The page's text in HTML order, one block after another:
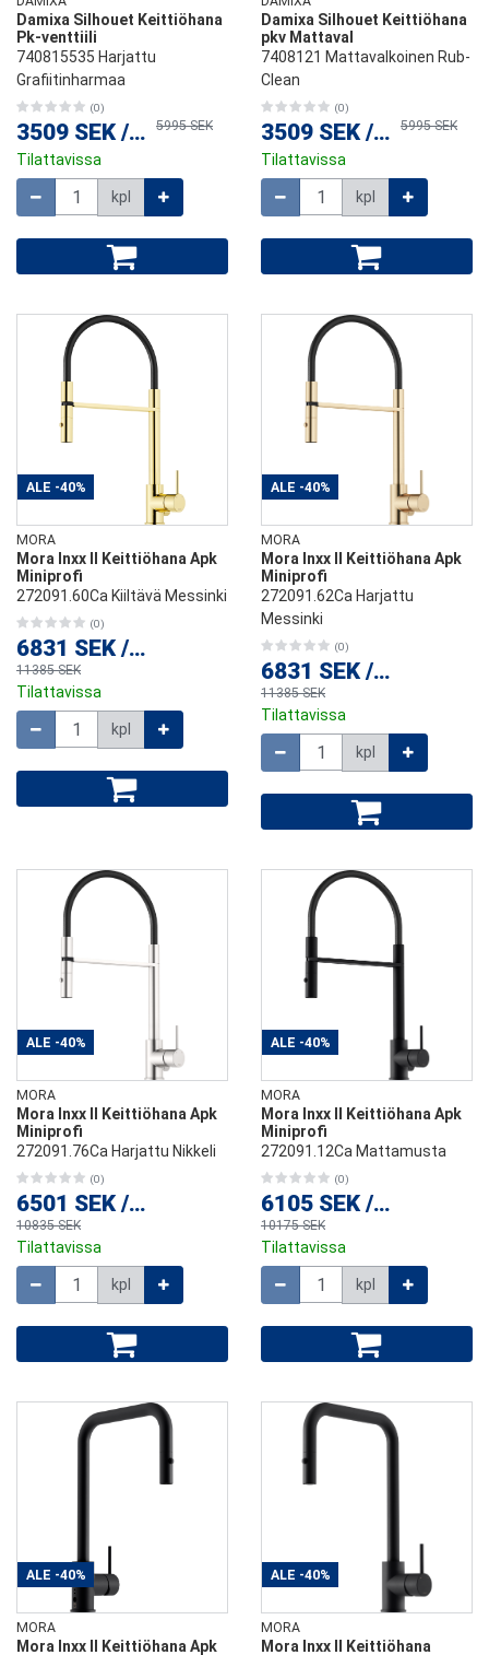
Damixa Silhouet Keittiöhana
Pk-venttiili
740815535 Harjattu
Grafiitinharmaa
(0)
3509 SEK / kpl5995 SEK
Tilattavissa
kpl
Damixa Silhouet Keittiöhana
pkv Mattaval
7408121 Mattavalkoinen Rub-
Clean
(0)
3509 SEK / kpl5995 SEK
Tilattavissa
kpl
ALE -40%
MORA
Mora Inxx II Keittiöhana Apk
Miniprofi
272091.60Ca Kiiltävä Messinki
(0)
6831 SEK / kpl
11385 SEK
Tilattavissa
kpl
ALE -40%
MORA
Mora Inxx II Keittiöhana Apk
Miniprofi
272091.62Ca Harjattu
Messinki
(0)
6831 SEK / kpl
11385 SEK
Tilattavissa
kpl
ALE -40%
MORA
Mora Inxx II Keittiöhana Apk
Miniprofi
272091.76Ca Harjattu Nikkeli
(0)
6501 SEK / kpl
10835 SEK
Tilattavissa
kpl
ALE -40%
MORA
Mora Inxx II Keittiöhana Apk
Miniprofi
272091.12Ca Mattamusta
(0)
6105 SEK / kpl
10175 SEK
Tilattavissa
kpl
ALE -40%
MORA
Mora Inxx II Keittiöhana Apk
ALE -40%
MORA
Mora Inxx II Keittiöhana